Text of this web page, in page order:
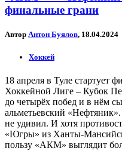
финальные грани
Автор Антон Буялов, 18.04.2024
Хоккей
18 апреля в Туле стартует
Хоккейной Лиге – Кубок
до четырёх побед и в нём
альметьевский
не удивил. И хотя
«Югры» из Ханты-
пользу «АКМ» выглядит